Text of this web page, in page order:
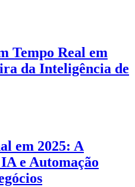
Tempo Real em
da Inteligência de
em 2025: A
e Automação